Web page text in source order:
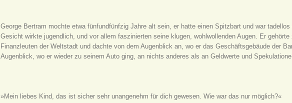
George Bertram mochte etwa fünfundfünfzig Jahre alt sein, er hatte einen Spitzbart und war
Gesicht wirkte jugendlich, und vor allem faszinierten seine klugen, wohlwollenden Augen. Er
Finanzleuten der Weltstadt und dachte von dem Augenblick an, wo er das Geschäftsgebäude der
Augenblick, wo er wieder zu seinem Auto ging, an nichts anderes als an Geldwerte und
»Mein liebes Kind, das ist sicher sehr unangenehm für dich gewesen. Wie war das nur möglich?«